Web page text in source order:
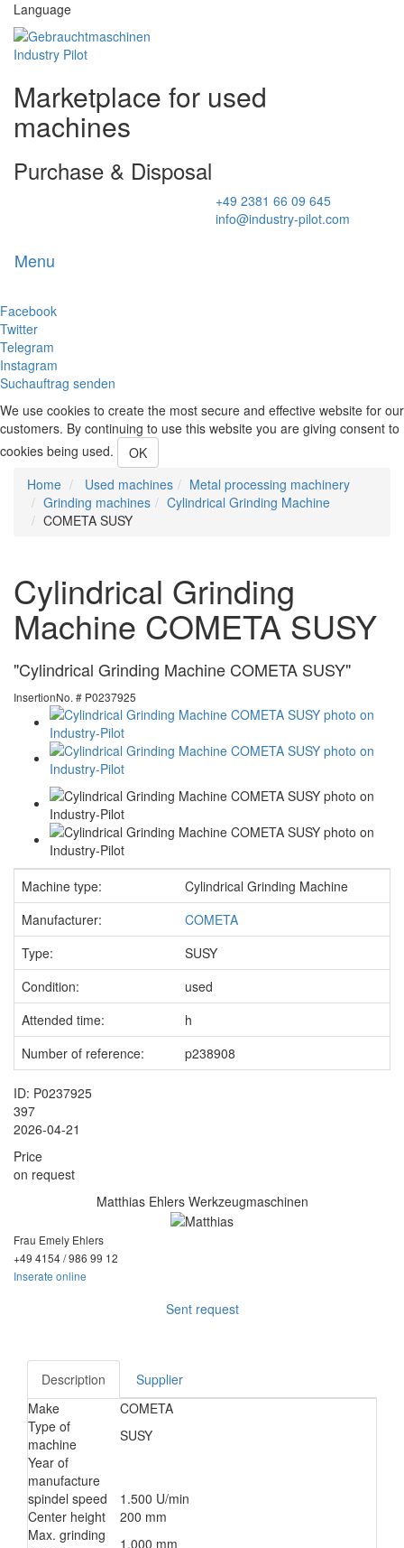
Language
Marketplace for used
machines
Purchase & Disposal
+49 2381 66 09 645
info@industry-pilot.com
Menu
Facebook
Twitter
Telegram
Instagram
Suchauftrag senden
We use cookies to create the most secure and effective website for our
customers. By continuing to use this website you are giving consent to
cookies being used.
OK
Home
Used machines
Metal processing machinery
Grinding machines
Cylindrical Grinding Machine
COMETA SUSY
Cylindrical Grinding
Machine COMETA SUSY
"Cylindrical Grinding Machine COMETA SUSY"
InsertionNo. # P0237925
Machine type:
Cylindrical Grinding Machine
Manufacturer:
COMETA
Type:
SUSY
Condition:
used
Attended time:
h
Number of reference:
p238908
ID: P0237925
397
2026-04-21
Price
on request
Matthias Ehlers Werkzeugmaschinen
Frau Emely Ehlers
+49 4154 / 986 99 12
Inserate online
Sent request
Description
Supplier
Make
COMETA
Type of
machine
SUSY
Year of
manufacture
spindel speed
1.500 U/min
Center height
200 mm
Max. grinding
1.000 mm